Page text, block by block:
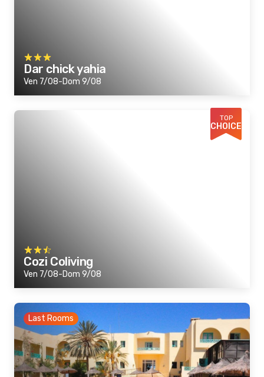
Dar chick yahia
Ven 7/08-Dom 9/08
TOP
CHOICE
Cozi Coliving
Ven 7/08-Dom 9/08
Last Rooms